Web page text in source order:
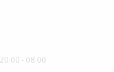
08:00 - 20:00